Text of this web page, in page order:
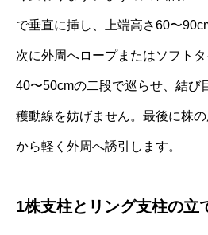
で垂直に挿し、上端高さ60〜
次に外周へロープまたはソフトタ
40〜50cmの二段で巡らせ、結び
穫動線を妨げません。最後に株
から軽く外周へ誘引します。
1株支柱とリング支柱の立